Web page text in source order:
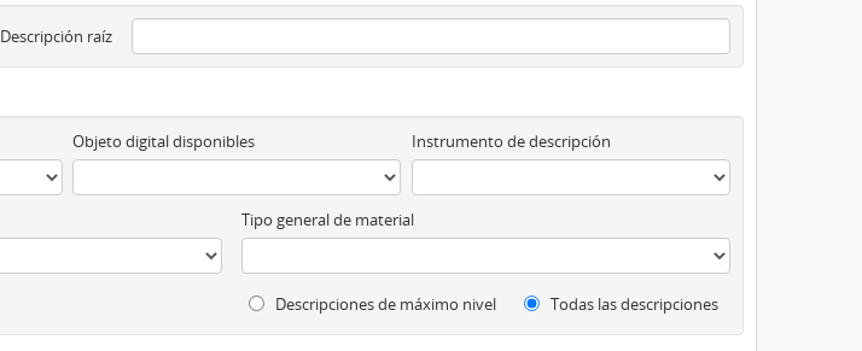
Descripción raíz
Objeto digital disponibles Instrumento de descripción
Tipo general de material
Descripciones de máximo nivel Todas las descripciones